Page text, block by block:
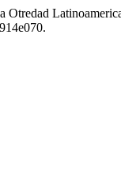
Otredad